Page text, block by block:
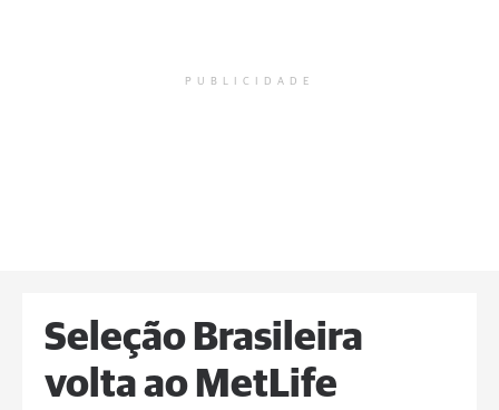
PUBLICIDADE
Seleção Brasileira
volta ao MetLife